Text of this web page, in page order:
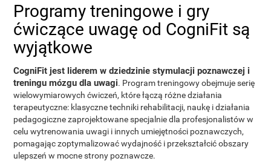
Programy treningowe i gry
ćwiczące uwagę od CogniFit są
wyjątkowe
CogniFit jest liderem w dziedzinie stymulacji poznawczej i
treningu mózgu dla uwagi. Program treningowy obejmuje serię
wielowymiarowych ćwiczeń, które łączą różne działania
terapeutyczne: klasyczne techniki rehabilitacji, naukę i działania
pedagogiczne zaprojektowane specjalnie dla profesjonalistów w
celu wytrenowania uwagi i innych umiejętności poznawczych,
pomagając zoptymalizować wydajność i przekształcić obszary
ulepszeń w mocne strony poznawcze.